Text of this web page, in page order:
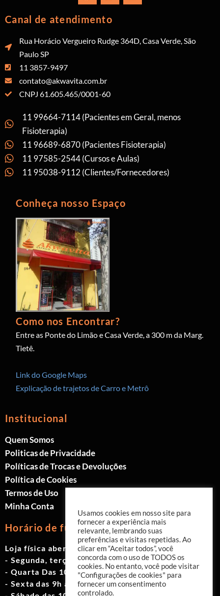
Canal de atendimento
Rua Horácio Vergueiro Rudge 364D, Casa Verde, São
Paulo SP
11 3857-9497
contato@akwavita.com.br
CNPJ 61.605.465/0001-60
11 99664-7114 (Pacientes em Geral, menos
Fisioterapia)
11 96689-6870 (Pacientes Fisioterapia)
11 97585-2544 (Cursos e Aulas)
11 95038-9112 (Clientes/Fornecedores)
Conheça nosso Espaço
Como nos Encontrar?
Entre as Ponte do Limão e Casa Verde, a 300 m da Marg.
Tietê.
Link do Google Maps
Explicação de trajetos de Carro e Metrô
Institucional
Quem Somos
Politicas de Privacidade
Políticas de Trocas e Devoluções
Política de Cookies
Termos de Uso
Minha Conta
Horário de funcionamento
Loja física aberta de Segunda à Sábado.
- Segunda, terça e quinta das 9h às 19h
- Quarta Das 10h às 18h
- Sexta das 9h às 18h
Usamos cookies em nosso site para
fornecer a experiência mais
relevante, lembrando suas
preferências e visitas repetidas. Ao
clicar em “Aceitar todos”, você
concorda com o uso de TODOS os
cookies. No entanto, você pode visitar
"Configurações de cookies" para
fornecer um consentimento
controlado.